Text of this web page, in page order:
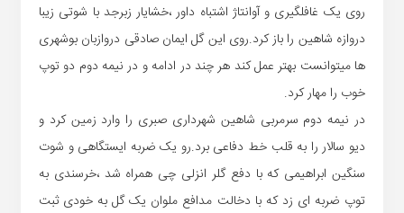
روی یک غافلگیری و آوانتاژ اشتباه داور ،خشایار زبرجد با شوتی زیبا
دروازه شاهین را باز کرد.روی این گل ایمان صادقی دروازبان بوشهری
ها میتوانست بهتر عمل کند هر چند در ادامه و در نیمه دوم دو توپ
خوب را مهار کرد.
در نیمه دوم سرمربی شاهین شهرداری صبری را وارد زمین کرد و
دیو سالار را به قلب خط دفاعی برد.رو یک ضربه ایستگاهی و شوت
سنگین ابراهیمی که با دفع گلر انزلی چی همراه شد ،خرسندی به
توپ ضربه ای زد که با دخالت مدافع ملوان یک گل به خودی ثبت